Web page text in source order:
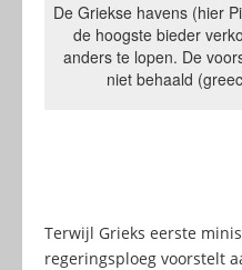
De Griekse havens (hier
de hoogste bieder
anders te lopen. De
niet behaald
Terwijl Grieks eerste
regeringsploeg voorstelt